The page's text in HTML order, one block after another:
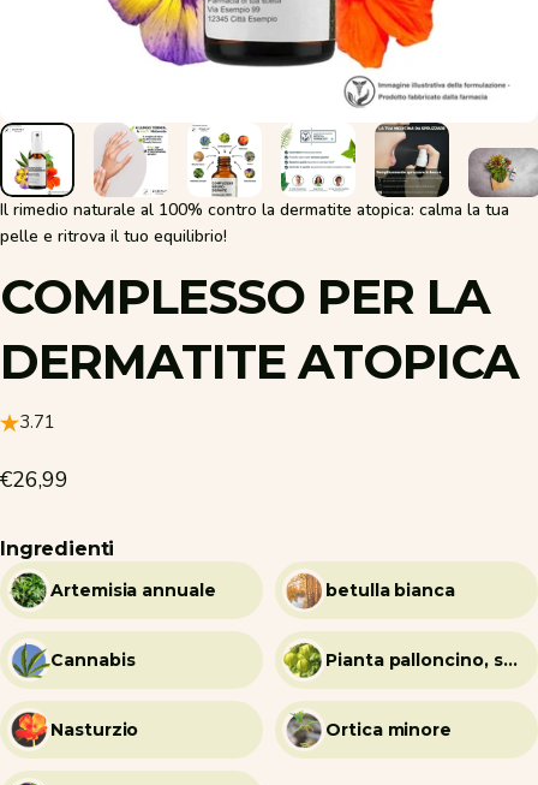
Il rimedio naturale al 100% contro la dermatite atopica: calma la tua
pelle e ritrova il tuo equilibrio!
COMPLESSO PER LA
DERMATITE ATOPICA
3.71
€26,99
Ingredienti
Artemisia annuale betulla bianca
Cannabis Pianta palloncino, semi di cuore
Nasturzio Ortica minore